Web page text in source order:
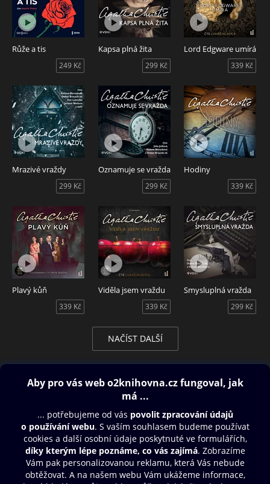
Růže a tis
249 Kč
Kapsa plná žita
299 Kč
Lord Edgware umírá
339 Kč
Mrazivé vraždy
299 Kč
Oznamuje se vražda
299 Kč
Hodiny
339 Kč
Plavý kůň
339 Kč
Viděla jsem vraždu
339 Kč
Smysluplná vražda
299 Kč
NAČÍST DALŠÍ
Obsah ke stažení
Moje O2 Knihovna
Další zábava